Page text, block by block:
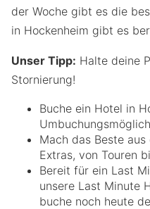
der Woche gibt es die
in Hockenheim gibt es
Unser Tipp: Halte deine
Stornierung!
Buche ein Hotel in
Mach das Beste
Extras, von Touren
Bereit für ein Last
unsere Last Minute
buche noch heute